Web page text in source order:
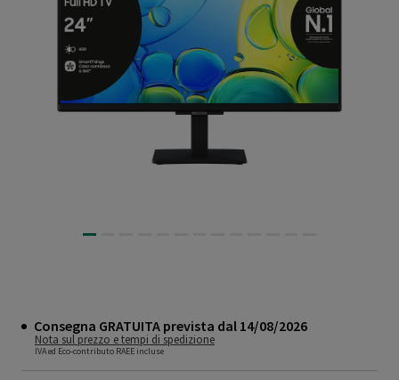
Consegna GRATUITA prevista dal 14/08/2026
Nota sul prezzo e tempi di spedizione
IVA ed Eco-contributo RAEE incluse